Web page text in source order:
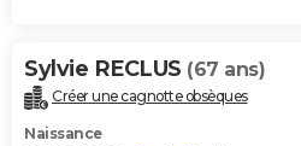
Sylvie RECLUS (67 ans)
Créer une cagnotte obsèques
Naissance